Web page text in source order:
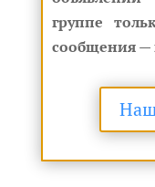
группе
сообщения —